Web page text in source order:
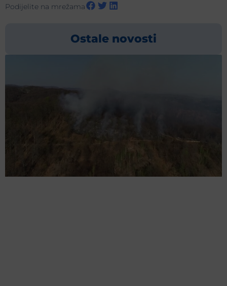
Podijelite na mrežama
Ostale novosti